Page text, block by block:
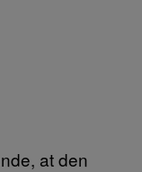
at den